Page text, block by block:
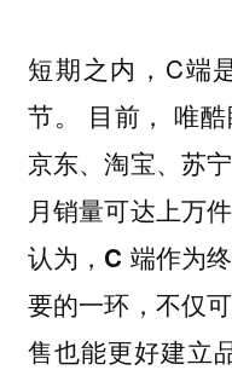
短期之内，C端
节。 目前，唯
京东、淘宝、苏
月销量可达上万
认为，C 端作为
要的一环，不仅
售也能更好建立